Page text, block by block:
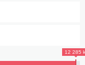
12 285